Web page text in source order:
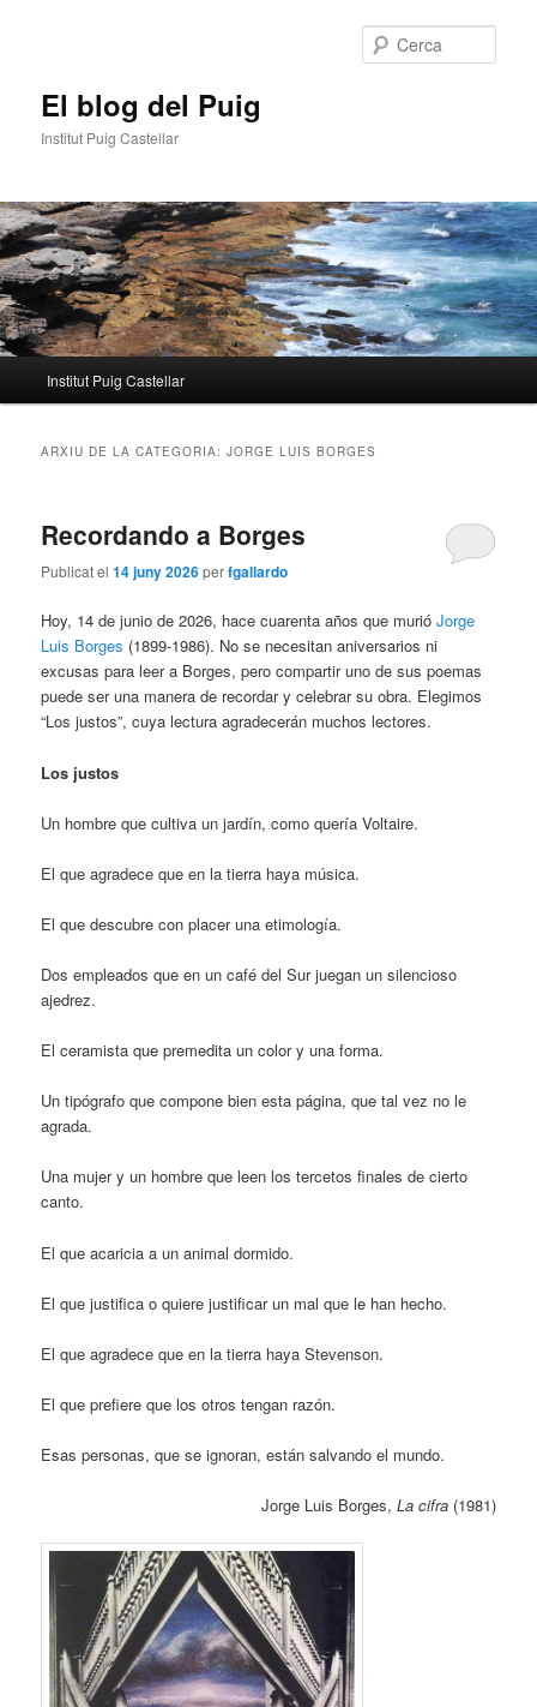
El blog del Puig
Institut Puig Castellar
principal
Institut Puig Castellar
ARXIU DE LA CATEGORIA:JORGE LUIS BORGES
Recordando a Borges
Publicat el14 juny 2026perfgallardo
Hoy, 14 de junio de 2026, hace cuarenta años que murióJorge
Luis Borges (1899-1986). No se necesitan aniversarios ni
excusas para leer a Borges, pero compartir uno de sus poemas
puede ser una manera de recordar y celebrar su obra. Elegimos
“Los justos”, cuya lectura agradecerán muchos lectores.
Los justos
Un hombre que cultiva un jardín, como quería Voltaire.
El que agradece que en la tierra haya música.
El que descubre con placer una etimología.
Dos empleados que en un café del Sur juegan un silencioso
ajedrez.
El ceramista que premedita un color y una forma.
Un tipógrafo que compone bien esta página, que tal vez no le
agrada.
Una mujer y un hombre que leen los tercetos finales de cierto
canto.
El que acaricia a un animal dormido.
El que justifica o quiere justificar un mal que le han hecho.
El que agradece que en la tierra haya Stevenson.
El que prefiere que los otros tengan razón.
Esas personas, que se ignoran, están salvando el mundo.
Jorge Luis Borges, La cifra(1981)